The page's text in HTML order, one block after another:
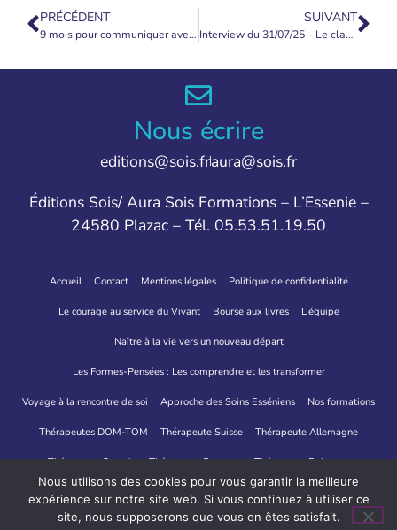
PRÉCÉDENT
9 mois pour communiquer avec l’âme de son bébé
SUIVANT
Interview du 31/07/25 – Le clan secret qui dirige le monde
Nous écrire
editions@sois.fraura@sois.fr
Éditions Sois/ Aura Sois Formations – L’Essenie –
24580 Plazac – Tél. 05.53.51.19.50
Accueil Contact Mentions légales Politique de confidentialité
Le courage au service du Vivant Bourse aux livres L’équipe
Naître à la vie vers un nouveau départ
Les Formes-Pensées : Les comprendre et les transformer
Voyage à la rencontre de soi Approche des Soins Esséniens Nos formations
Thérapeutes DOM-TOM Thérapeute Suisse Thérapeute Allemagne
Thérapeute Canada Thérapeute Espagne Thérapeute Belgique
Thérapeutes Italie
Nous utilisons des cookies pour vous garantir la meilleure
expérience sur notre site web. Si vous continuez à utiliser ce
site, nous supposerons que vous en êtes satisfait.